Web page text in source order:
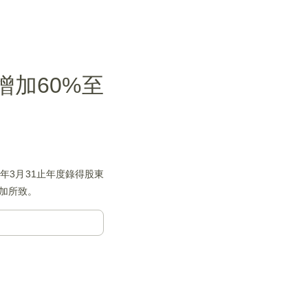
加60%至
3月31止年度錄得股東
所致。